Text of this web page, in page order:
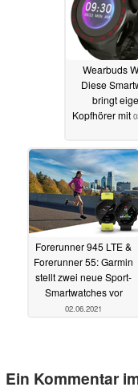
Wearbuds
Diese
bringt
Kopfhörer mit
Forerunner 945 LTE &
Forerunner 55: Garmin
stellt zwei neue Sport-
Smartwatches vor
02.06.2021
Ein Kommentar